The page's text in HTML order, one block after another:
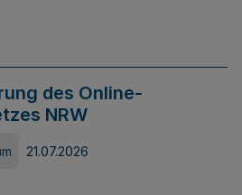
des Online-
NRW
21.07.2026